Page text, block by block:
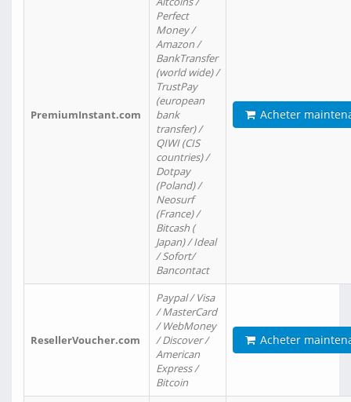
PremiumInstant.com
Perfect
Money /
Amazon /
BankTransfer
(world wide) /
TrustPay
(european
bank
transfer) /
QIWI (CIS
countries) /
Dotpay
(Poland) /
Neosurf
(France) /
Bitcash (
Japan) / Ideal
/ Sofort/
Bancontact
Acheter
ResellerVoucher.com
Paypal / Visa
/ MasterCard
/ WebMoney
/ Discover /
American
Express /
Bitcoin
Acheter